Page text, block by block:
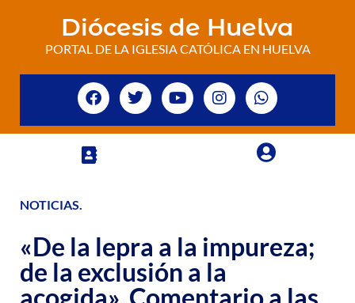
Diócesis de Huelva
PORTAL DE LA IGLESIA CATÓLICA EN HUELVA
NOTICIAS.
«De la lepra a la impureza;
de la exclusión a la